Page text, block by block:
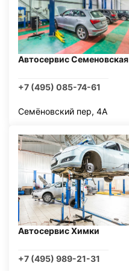
Автосервис Семеновская
+7 (495) 085-74-61
Семёновский пер, 4А
Автосервис Химки
+7 (495) 989-21-31